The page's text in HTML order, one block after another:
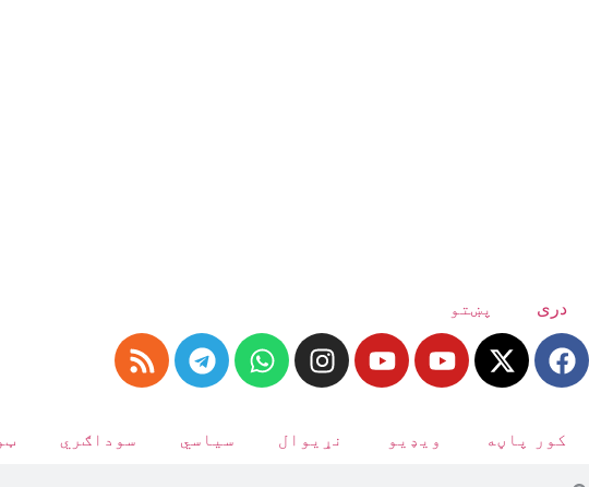
دری پښتو
کور پاڼه ویډیو نړیوال سیاسي سوداګري